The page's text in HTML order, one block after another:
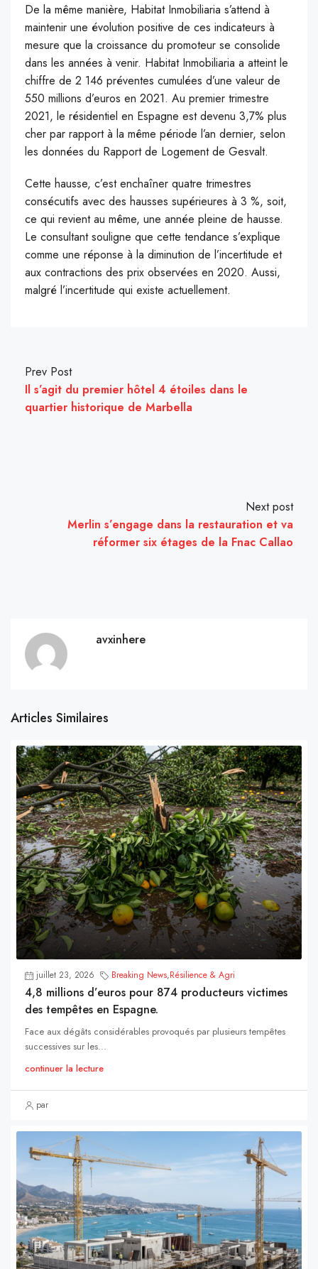
De la même manière, Habitat Inmobiliaria s’attend à
maintenir une évolution positive de ces indicateurs à
mesure que la croissance du promoteur se consolide
dans les années à venir. Habitat Inmobiliaria a atteint le
chiffre de 2 146 préventes cumulées d’une valeur de
550 millions d’euros en 2021. Au premier trimestre
2021, le résidentiel en Espagne est devenu 3,7% plus
cher par rapport à la même période l’an dernier, selon
les données du Rapport de Logement de Gesvalt.
Cette hausse, c’est enchaîner quatre trimestres
consécutifs avec des hausses supérieures à 3 %, soit,
ce qui revient au même, une année pleine de hausse.
Le consultant souligne que cette tendance s’explique
comme une réponse à la diminution de l’incertitude et
aux contractions des prix observées en 2020. Aussi,
malgré l’incertitude qui existe actuellement.
Prev Post
Il s’agit du premier hôtel 4 étoiles dans le
quartier historique de Marbella
Next post
Merlin s’engage dans la restauration et va
réformer six étages de la Fnac Callao
avxinhere
Articles Similaires
juillet 23, 2026 Breaking News,Résilience & Agri
4,8 millions d’euros pour 874 producteurs victimes
des tempêtes en Espagne.
Face aux dégâts considérables provoqués par plusieurs tempêtes
successives sur les...
continuer la lecture
par